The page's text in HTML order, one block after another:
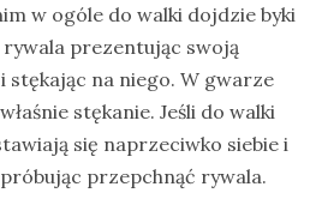
w ogóle do walki dojdzie byki
prezentując swoją
stękając na niego. W gwarze
stękanie. Jeśli do walki
się naprzeciwko siebie i
przepchnąć rywala.